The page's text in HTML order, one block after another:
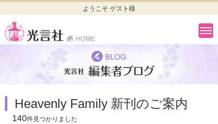
ようこそ ゲスト様
Heavenly Family 新刊のご案内
140件見つかりました